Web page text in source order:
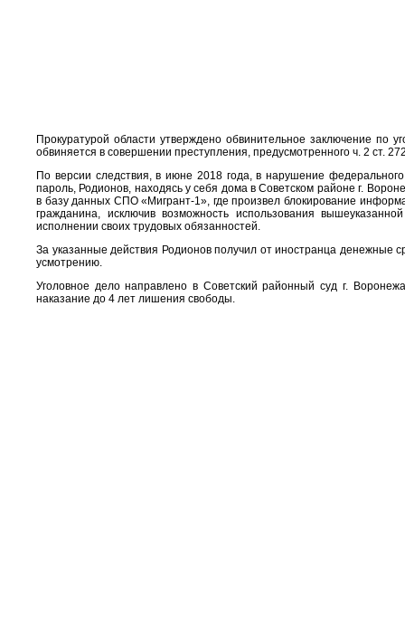
Прокуратурой области утверждено обвинительное заключение
обвиняется в совершении преступления, предусмотренного ч. 2 ст.
По версии следствия, в июне 2018 года, в нарушение
пароль, Родионов, находясь у себя дома в Советском районе г.
в базу данных СПО «Мигрант-1», где произвел блокирование
гражданина, исключив возможность использования
исполнении своих трудовых обязанностей.
За указанные действия Родионов получил от иностранца денежные
усмотрению.
Уголовное дело направлено в Советский районный суд г.
наказание до 4 лет лишения свободы.